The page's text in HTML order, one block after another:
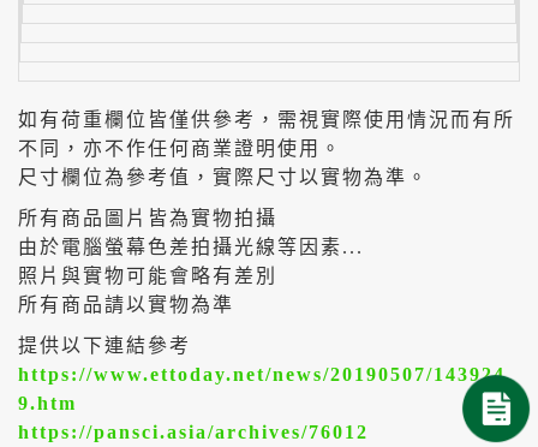
如有荷重欄位皆僅供參考，需視實際使用情況而有所
不同，亦不作任何商業證明使用。
尺寸欄位為參考值，實際尺寸以實物為準。
所有商品圖片皆為實物拍攝
由於電腦螢幕色差拍攝光線等因素...
照片與實物可能會略有差別
所有商品請以實物為準
提供以下連結參考
https://www.ettoday.net/news/20190507/143924
9.htm
https://pansci.asia/archives/76012